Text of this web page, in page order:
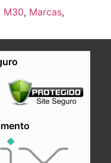
M30, Marcas,